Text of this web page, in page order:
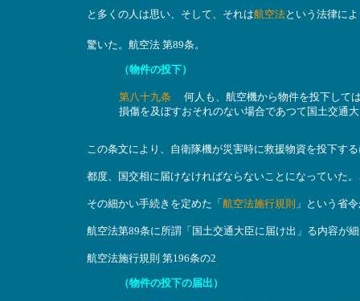
と多くの人は思い、そして、それは航空法という法律に
驚いた。航空法 第89条。
（物件の投下）
第八十九条何人も、航空機から物件を投下しては
損傷を及ぼすおそれのない場合であつて国土交通
この条文により、自衛隊機が災害時に救援物資を投下す
都度、国交相に届けなければならないことになっていた
その細かい手続きを定めた「 航空法施行規則 」という省
航空法第89条に所謂「国土交通大臣に届け出」る内容が
航空法施行規則 第196条の2
（物件の投下の届出）